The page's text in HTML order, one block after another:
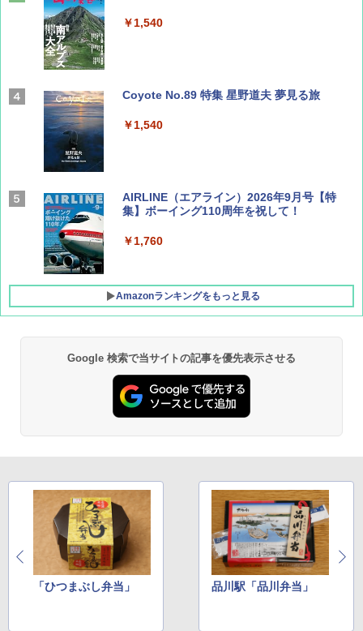
￥1,540
Coyote No.89 特集 星野道夫 夢見る旅
￥1,540
AIRLINE（エアライン）2026年9月号【特
集】ボーイング110周年を祝して！
￥1,760
Amazonランキングをもっと見る
D40 地球の歩き方 チェンマイ タイ北部の魅
力的な町 2026～2027 地球の歩き方D アジア
￥2,079
球の歩き方A ヨーロッパ
￥2,479
地球の歩き方 スター・ウォーズ
[キャンパーズコレクション 山善] ポップアッ
プテント 傘みたいに広げて畳める パッとサ
ッとサンシェード キューブ フルクローズ メ
ッシュ 簡単設置 ワンタッチテント キャンプ
&ハイキング カーキ PATC-150(KH)
PYKES PEAK (パイクスピーク) 着替えテン
ト プライバシー テント 【中が透けない】 1
人用 折りたたみ 防災グッズ 災害用トイレ ビ
ーチ ピクニック ポップアップテント 携帯 簡
易 トイレテント (ブラック)
￥4,980
DEWEL パラソル 大型 ビーチ アウトドアパ
ラソル ガーデン サイトシート付 折りたたみ
防水 UVカット 4段階高さ調整 軽量 収納袋付
き
￥6,459
BUNDOK(バンドック)ソロ ドーム 1 EX BDK
-08EX カーキ ソロキャンプ ポリエステル フ
レーム テント
￥14,800
GRANDOOR ステンレス保冷剤 2個セット 2
Google 検索で当サイトの記事を優先表示させる
「ひつまぶし弁当」 品川駅「品川弁当」